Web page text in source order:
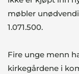
møbler
1.071.500.
Fire unge menn
kirkegårdene i